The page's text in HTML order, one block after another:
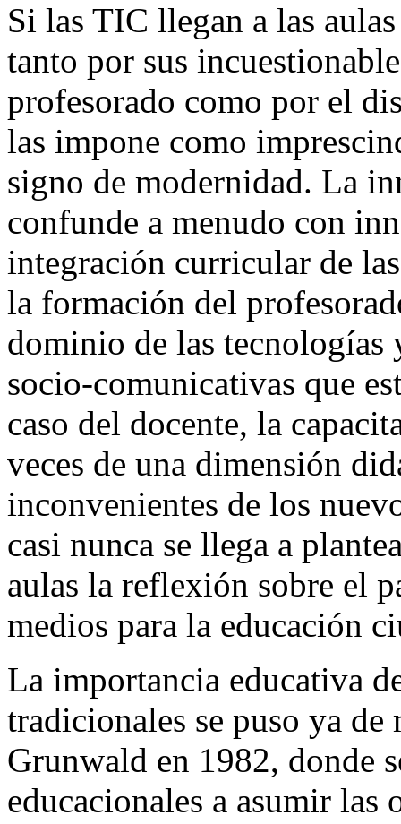
Si las TIC llegan a las
tanto por sus
profesorado como por el
las impone como
signo de modernidad. La
confunde a menudo con
integración curricular de
la formación del
dominio de las tecnologías
socio-comunicativas que
caso del docente, la
veces de una dimensión
inconvenientes de los
casi nunca se llega a
aulas la reflexión sobre el
medios para la educación
La importancia educativa
tradicionales se puso ya
Grunwald en 1982, donde
educacionales a asumir